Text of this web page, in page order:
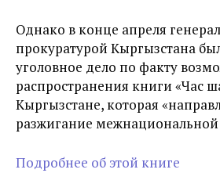
Однако в конце апреля
прокуратурой Кыргызстана
уголовное дело по факту
распространения книги «Час
Кыргызстане, которая
разжигание
Подробнее об этой книге